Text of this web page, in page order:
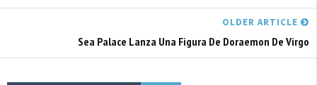
OLDER ARTICLE
Sea Palace Lanza Una Figura De Doraemon De Virgo